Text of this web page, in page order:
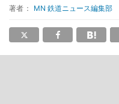
著者： MN 鉄道ニュース編集部